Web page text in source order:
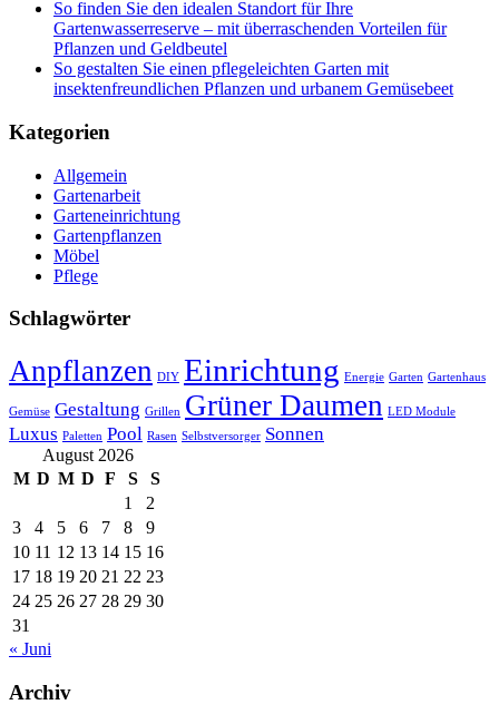
So finden Sie den idealen Standort für Ihre
Gartenwasserreserve – mit überraschenden Vorteilen für
Pflanzen und Geldbeutel
So gestalten Sie einen pflegeleichten Garten mit
insektenfreundlichen Pflanzen und urbanem Gemüsebeet
Kategorien
Allgemein
Gartenarbeit
Garteneinrichtung
Gartenpflanzen
Möbel
Pflege
Schlagwörter
Anpflanzen DIY Einrichtung Energie Garten Gartenhaus
Gemüse Gestaltung Grillen Grüner Daumen LED Module
Luxus Paletten Pool Rasen Selbstversorger Sonnen
August 2026
M D M D F S
S
1
2
3
4 5 6 7 8
9
10 11 12 13 14 15 16
17 18 19 20 21 22 23
24 25 26 27 28 29 30
31
« Juni
Archiv